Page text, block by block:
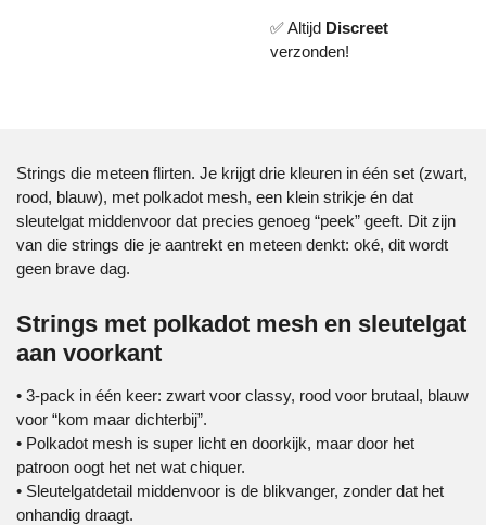
✅ Altijd Discreet
verzonden!
Strings die meteen flirten. Je krijgt drie kleuren in één set (zwart,
rood, blauw), met polkadot mesh, een klein strikje én dat
sleutelgat middenvoor dat precies genoeg “peek” geeft. Dit zijn
van die strings die je aantrekt en meteen denkt: oké, dit wordt
geen brave dag.
Strings met polkadot mesh en sleutelgat
aan voorkant
• 3-pack in één keer: zwart voor classy, rood voor brutaal, blauw
voor “kom maar dichterbij”.
• Polkadot mesh is super licht en doorkijk, maar door het
patroon oogt het net wat chiquer.
• Sleutelgatdetail middenvoor is de blikvanger, zonder dat het
onhandig draagt.